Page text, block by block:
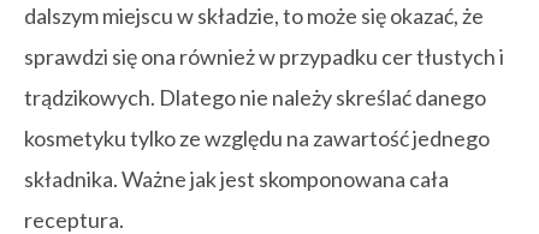
dalszym miejscu w składzie, to może się okazać, że
sprawdzi się ona również w przypadku cer tłustych i
trądzikowych. Dlatego nie należy skreślać danego
kosmetyku tylko ze względu na zawartość jednego
składnika. Ważne jak jest skomponowana cała
receptura.